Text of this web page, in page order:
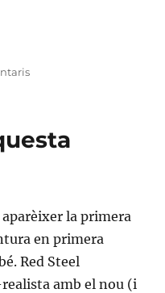
a
futur
la primera
en primera
Red Steel
amb el nou (i